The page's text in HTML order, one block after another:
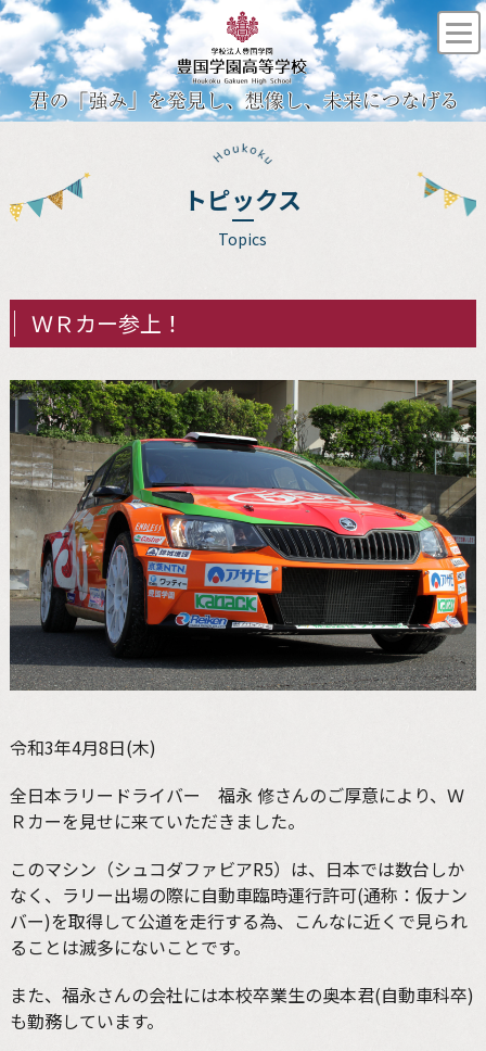
トピックス
Topics
ＷＲカー参上！
令和3年4月8日(木)
全日本ラリードライバー 福永 修さんのご厚意により、Ｗ
Ｒカーを見せに来ていただきました。
このマシン（シュコダファビアR5）は、日本では数台しか
なく、ラリー出場の際に自動車臨時運行許可(通称：仮ナン
バー)を取得して公道を走行する為、こんなに近くで見られ
ることは滅多にないことです。
また、福永さんの会社には本校卒業生の奥本君(自動車科卒)
も勤務しています。